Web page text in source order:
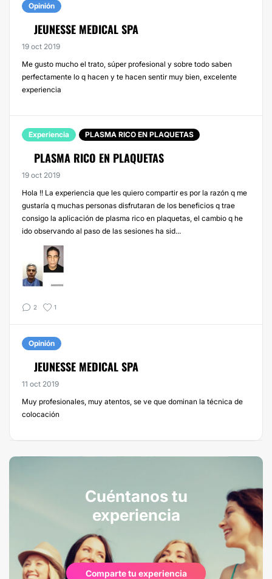
Opinión
JEUNESSE MEDICAL SPA
19 oct 2019
Me gusto mucho el trato, súper profesional y sobre todo saben
perfectamente lo q hacen y te hacen sentir muy bien, excelente
experiencia
Experiencia PLASMA RICO EN PLAQUETAS
PLASMA RICO EN PLAQUETAS
19 oct 2019
Hola !! La experiencia que les quiero compartir es por la razón q me
gustaría q muchas personas disfrutaran de los beneficios q trae
consigo la aplicación de plasma rico en plaquetas, el cambio q he
ido observando al paso de las sesiones ha sid...
2 1
Opinión
JEUNESSE MEDICAL SPA
11 oct 2019
Muy profesionales, muy atentos, se ve que dominan la técnica de
colocación
Cuéntanos tu
experiencia
Comparte tu experiencia